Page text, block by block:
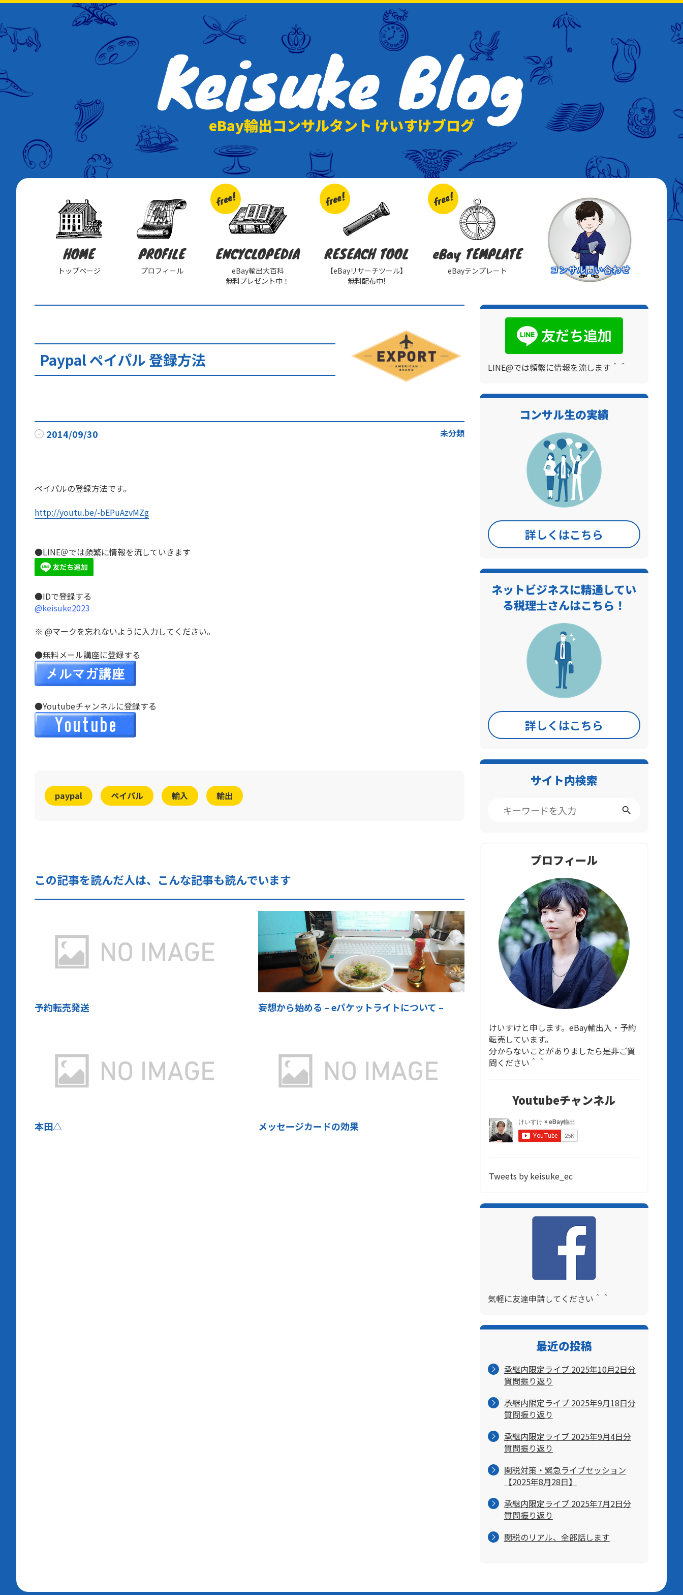
KeisukeBlog
eBay輸出コンサルタント けいすけブログ
HOME
トップページ
PROFILE
プロフィール
ENCYCLOPEDIA
eBay輸出大百科
無料プレゼント中！
free!
RESEACH TOOL
【eBayリサーチツール】
無料配布中!
free!
eBay TEMPLATE
eBayテンプレート
free!
Paypal ペイパル 登録方法
2014/09/30 未分類
ペイパルの登録方法です。
http://youtu.be/-bEPuAzvMZg
●LINE＠では頻繁に情報を流していきます
●IDで登録する
@keisuke2023
※ @マークを忘れないように入力してください。
●無料メール講座に登録する
●Youtubeチャンネルに登録する
paypal ペイパル 輸入 輸出
この記事を読んだ人は、こんな記事も読んでいます
予約転売発送 妄想から始める – eパケットライトについて –
本田△ メッセージカードの効果
LINE@では頻繁に情報を流します＾＾
コンサル生の実績
詳しくはこちら
ネットビジネスに精通してい
る税理士さんはこちら！
詳しくはこちら
サイト内検索
プロフィール
けいすけと申します。eBay輸出入・予約
転売しています。
分からないことがありましたら是非ご質
問ください＾＾
Youtubeチャンネル
Tweets by keisuke_ec
気軽に友達申請してください＾＾
最近の投稿
承継内限定ライブ 2025年10月2日分
質問振り返り
承継内限定ライブ 2025年9月18日分
質問振り返り
承継内限定ライブ 2025年9月4日分
質問振り返り
関税対策・緊急ライブセッション
【2025年8月28日】
承継内限定ライブ 2025年7月2日分
質問振り返り
関税のリアル、全部話します